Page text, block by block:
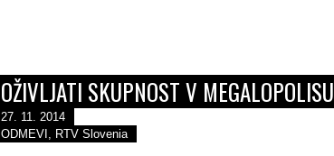
OŽIVLJATI SKUPNOST V MEGALOPOLISU
27. 11. 2014
ODMEVI, RTV Slovenia